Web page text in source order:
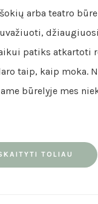
arba teatro
patiks atkartoti
taip, kaip moka.
būrelyje mes
TOLIAU